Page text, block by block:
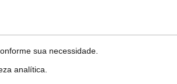
sua necessidade.
analítica.